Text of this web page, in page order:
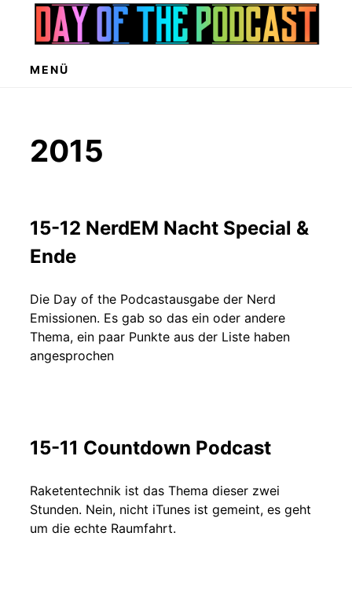
springen
MENÜ
2015
15-12 NerdEM Nacht Special &
Ende
Die Day of the Podcastausgabe der Nerd
Emissionen. Es gab so das ein oder andere
Thema, ein paar Punkte aus der Liste haben
angesprochen
15-11 Countdown Podcast
Raketentechnik ist das Thema dieser zwei
Stunden. Nein, nicht iTunes ist gemeint, es geht
um die echte Raumfahrt.